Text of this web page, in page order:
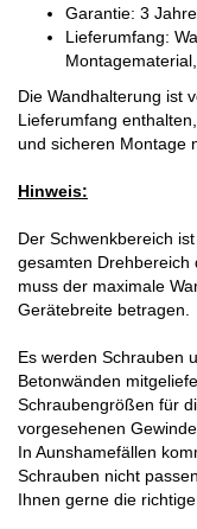
Garantie: 3 Jahre
Lieferumfang:
Die Wandhalterung ist
Lieferumfang
und sicheren Montage
Hinweis:
Der Schwenkbereich
gesamten Drehbereich
muss der maximale
Gerätebreite betragen.
Es werden Schrauben
Betonwänden
Schraubengrößen für
vorgesehenen
In Aunshamefällen
Schrauben nicht
Ihnen gerne die